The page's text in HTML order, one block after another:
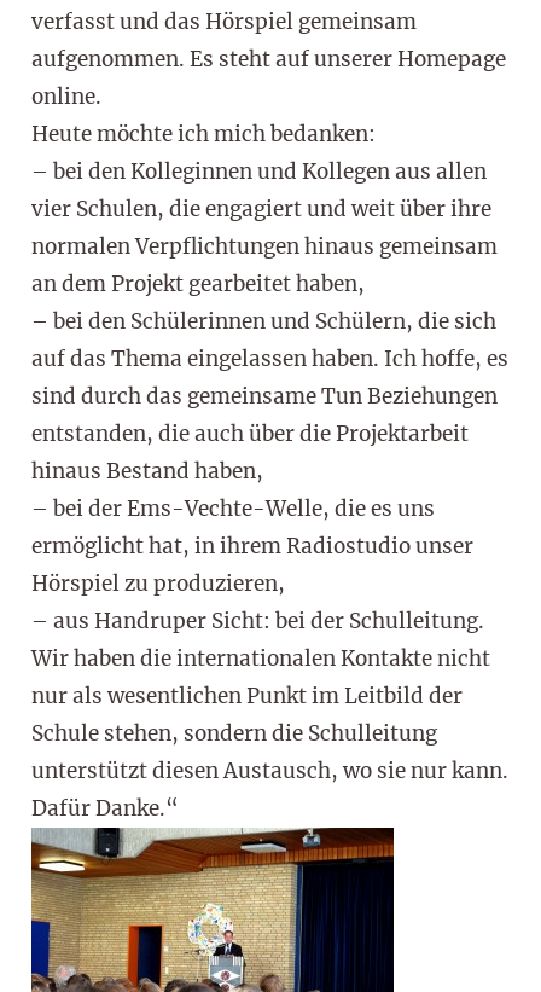
verfasst und das Hörspiel gemeinsam
aufgenommen. Es steht auf unserer Homepage
online.
Heute möchte ich mich bedanken:
– bei den Kolleginnen und Kollegen aus allen
vier Schulen, die engagiert und weit über ihre
normalen Verpflichtungen hinaus gemeinsam
an dem Projekt gearbeitet haben,
– bei den Schülerinnen und Schülern, die sich
auf das Thema eingelassen haben. Ich hoffe, es
sind durch das gemeinsame Tun Beziehungen
entstanden, die auch über die Projektarbeit
hinaus Bestand haben,
– bei der Ems-Vechte-Welle, die es uns
ermöglicht hat, in ihrem Radiostudio unser
Hörspiel zu produzieren,
– aus Handruper Sicht: bei der Schulleitung.
Wir haben die internationalen Kontakte nicht
nur als wesentlichen Punkt im Leitbild der
Schule stehen, sondern die Schulleitung
unterstützt diesen Austausch, wo sie nur kann.
Dafür Danke.“